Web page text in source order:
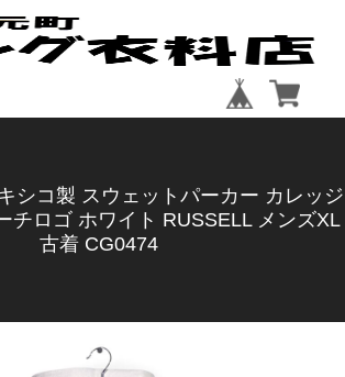
シコ製 スウェットパーカー カレッジ
チロゴ ホワイト RUSSELL メンズXL
古着 CG0474